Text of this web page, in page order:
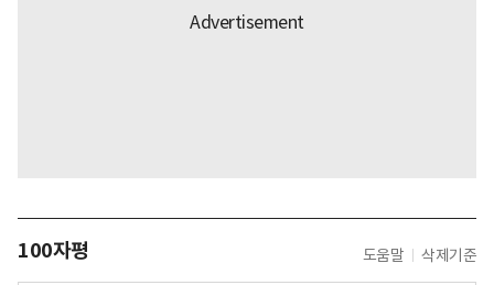
100자평 도움말 삭제기준